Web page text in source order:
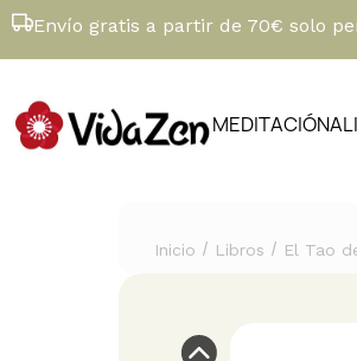
Envío gratis a partir de 70€ solo
MEDITACIÓN
Inicio / Libros / El Tao